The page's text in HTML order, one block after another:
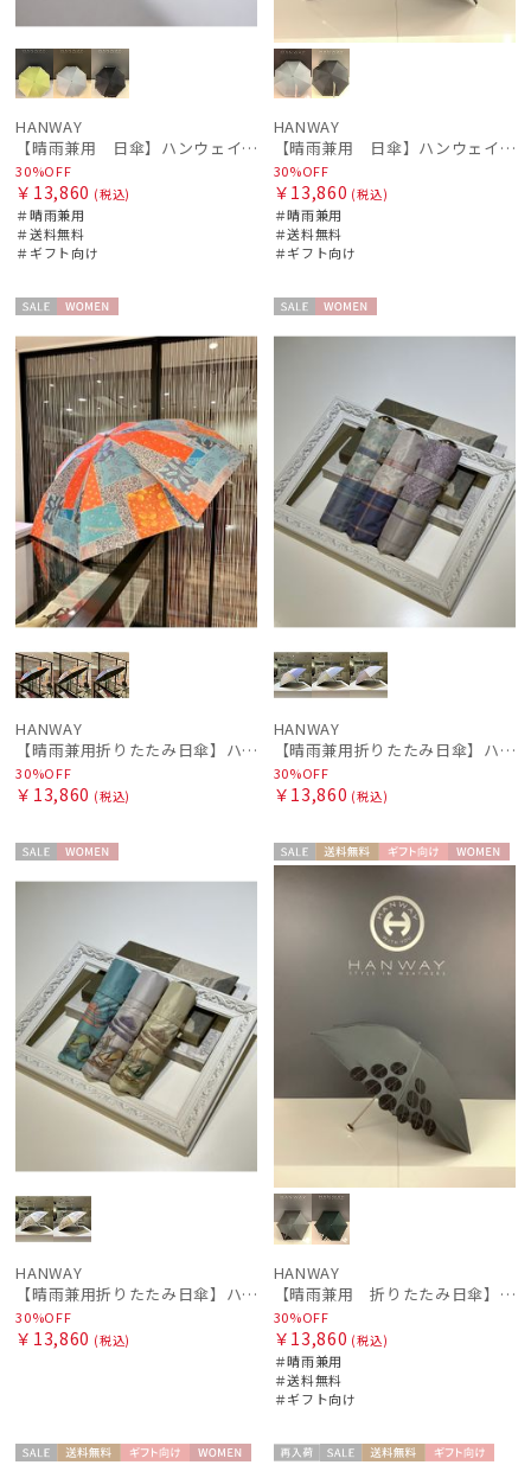
HANWAY
【晴雨兼用 日傘】ハンウェイ（ＨＡＮＷＡＹ）Emma（エマ）
30%OFF
￥13,860 (税込)
＃晴雨兼用
＃送料無料
＃ギフト向け
HANWAY
【晴雨兼用 日傘】ハンウェイ（ＨＡＮＷＡＹ）Margot（マーゴット）
30%OFF
￥13,860 (税込)
＃晴雨兼用
＃送料無料
＃ギフト向け
ル
N
HANWAY
【晴雨兼用折りたたみ日傘】ハンウェイ (HANWAY) Vintage rendezvous（ヴィンテージ・ランデブー）暑さ対策、紫外線対策、親骨：51～55cm 雨の日OK 遮光 UV
30%OFF
￥13,860 (税込)
HANWAY
【晴雨兼用折りたたみ日傘】ハンウェイ (HANWAY) Rose Bowl（ローズ・ボウル） 雨の日OK 軽量 一級遮光 遮熱 UV 晴雨兼用暑さ対策、紫外線対策、親骨：～50cm
30%OFF
￥13,860 (税込)
HANWAY
【晴雨兼用折りたたみ日傘】ハンウェイ (HANWAY)Melrose avenue（メルローズ・アベニュー） 雨の日OK 軽量 一級遮光 遮熱 UV 晴雨兼用暑さ対策、紫外線対策、親骨：～50cm
30%OFF
￥13,860 (税込)
セー 送料無 ギフト
向け
WOME
HANWAY
【晴雨兼用 折りたたみ日傘】ハンウェイ（ＨＡＮＷＡＹ）Angela（アンジェラ）
30%OFF
￥13,860 (税込)
＃晴雨兼用
＃送料無料
＃ギフト向け